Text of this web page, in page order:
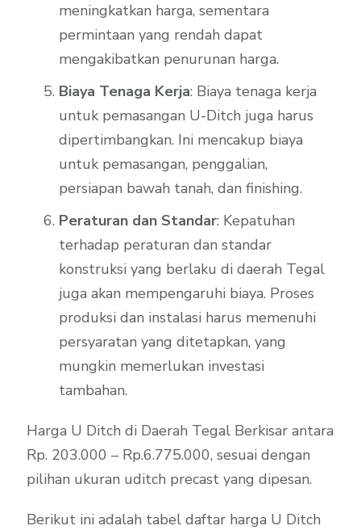
meningkatkan harga, sementara
permintaan yang rendah dapat
mengakibatkan penurunan harga.
Biaya Tenaga Kerja: Biaya tenaga kerja
untuk pemasangan U-Ditch juga harus
dipertimbangkan. Ini mencakup biaya
untuk pemasangan, penggalian,
persiapan bawah tanah, dan finishing.
Peraturan dan Standar: Kepatuhan
terhadap peraturan dan standar
konstruksi yang berlaku di daerah Tegal
juga akan mempengaruhi biaya. Proses
produksi dan instalasi harus memenuhi
persyaratan yang ditetapkan, yang
mungkin memerlukan investasi
tambahan.
Harga U Ditch di Daerah Tegal Berkisar antara
Rp. 203.000 – Rp.6.775.000, sesuai dengan
pilihan ukuran uditch precast yang dipesan.
Berikut ini adalah tabel daftar harga U Ditch